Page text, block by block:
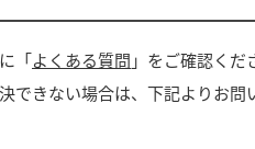
「よくある質問 」をご確認くだ
できない場合は、下記よりお問